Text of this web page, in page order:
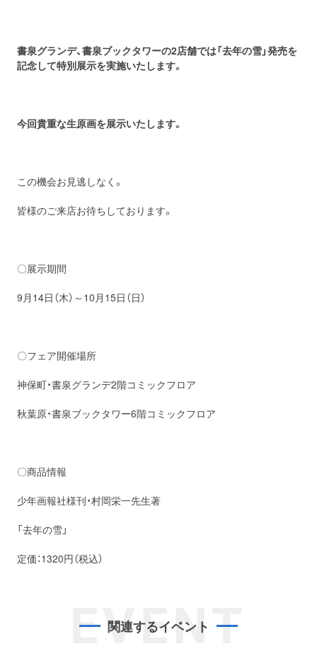
書泉グランデ、書泉ブックタワーの2店舗では「去年の雪」発売を
記念して特別展示を実施いたします。
今回貴重な生原画を展示いたします。
この機会お見逃しなく。
皆様のご来店お待ちしております。
〇展示期間
9月14日（木）～10月15日（日）
〇フェア開催場所
神保町・書泉グランデ2階コミックフロア
秋葉原・書泉ブックタワー6階コミックフロア
〇商品情報
少年画報社様刊・村岡栄一先生著
「去年の雪」
定価：1320円（税込）
EVENT
関連するイベント